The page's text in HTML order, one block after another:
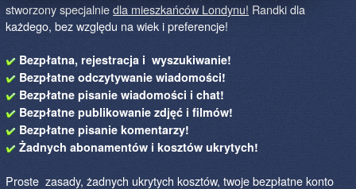
stworzony specjalniedla mieszkańców Londynu! Randki dla
każdego, bez względu na wiek i preferencje!
Bezpłatna, rejestracja i wyszukiwanie!
Bezpłatne odczytywanie wiadomości!
Bezpłatne pisanie wiadomości i chat!
Bezpłatne publikowanie zdjęć i filmów!
Bezpłatne pisanie komentarzy!
Żadnych abonamentów i kosztów ukrytych!
Proste zasady, żadnych ukrytych kosztów, twoje bezpłatne konto